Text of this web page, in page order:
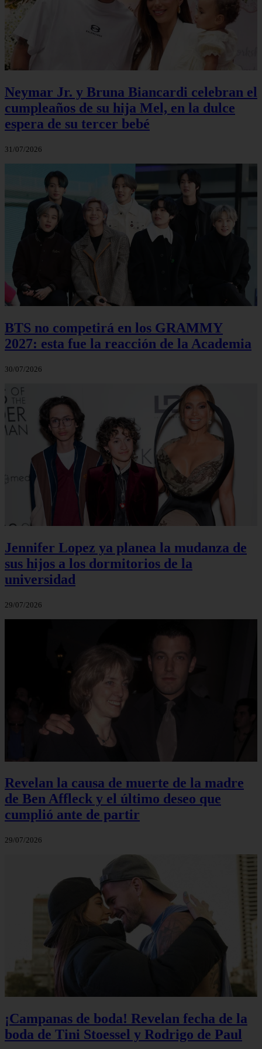
Neymar Jr. y Bruna Biancardi celebran el
cumpleaños de su hija Mel, en la dulce
espera de su tercer bebé
31/07/2026
BTS no competirá en los GRAMMY
2027: esta fue la reacción de la Academia
30/07/2026
Jennifer Lopez ya planea la mudanza de
sus hijos a los dormitorios de la
universidad
29/07/2026
Revelan la causa de muerte de la madre
de Ben Affleck y el último deseo que
cumplió ante de partir
29/07/2026
¡Campanas de boda! Revelan fecha de la
boda de Tini Stoessel y Rodrigo de Paul